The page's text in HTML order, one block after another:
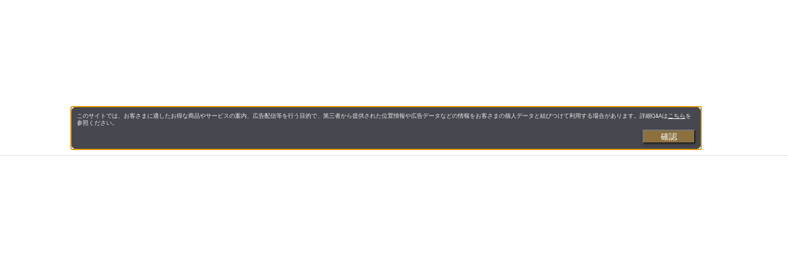
このサイトでは、お客さまに適したお得な商品やサービスの案内、広告配信等を行う目的で、第三者から提供された位置情報や広告データなどの情報をお客さまの個人データと結びつけて利用する場合があります。詳細Q&Aは こちらを
参照ください。
確認